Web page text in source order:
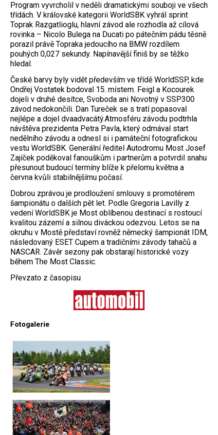
Program vyvrcholil v neděli dramatickými souboji ve všech
třídách. V královské kategorii WorldSBK vyhrál sprint
Toprak Razgatlioglu, hlavní závod ale rozhodla až cílová
rovinka – Nicolo Bulega na Ducati po pátečním pádu těsně
porazil právě Topraka jedoucího na BMW rozdílem
pouhých 0,027 sekundy. Napínavější finiš by se těžko
hledal.
České barvy byly vidět především ve třídě WorldSSP, kde
Ondřej Vostatek bodoval 15. místem. Feigl a Kocourek
dojeli v druhé desítce, Svoboda ani Novotný v SSP300
závod nedokončili. Dan Tureček se s tratí popasoval
nejlépe a dojel dvaadvacátý.­Atmosféru závodu podtrhla
návštěva prezidenta Petra Pavla, který odmával start
nedělního závodu a odnesl si i památeční fotografickou
vestu WorldSBK. Generální ředitel Autodromu Most Josef
Zajíček poděkoval fanouškům i partnerům a potvrdil snahu
přesunout budoucí termíny blíže k přelomu května a
června kvůli stabilnějšímu počasí.
Dobrou zprávou je prodloužení smlouvy s promotérem
šampionátu o dalších pět let. Podle Gregoria Lavilly z
vedení WorldSBK je Most oblíbenou destinací s rostoucí
kvalitou zázemí a silnou diváckou odezvou. Letos se na
okruhu v Mostě představí rovněž německý šampionát IDM,
následovaný ESET Cupem a tradičními závody tahačů a
NASCAR. Závěr sezony pak obstarají historické vozy
během The Most Classic.
Převzato z časopisu
Fotogalerie